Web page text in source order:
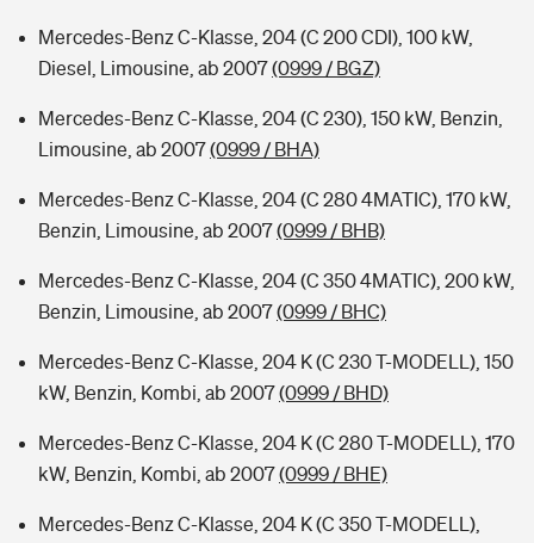
Mercedes-Benz C-Klasse, 204 (C 200 CDI), 100 kW,
Diesel, Limousine, ab 2007(0999 / BGZ)
Mercedes-Benz C-Klasse, 204 (C 230), 150 kW, Benzin,
Limousine, ab 2007(0999 / BHA)
Mercedes-Benz C-Klasse, 204 (C 280 4MATIC), 170 kW,
Benzin, Limousine, ab 2007(0999 / BHB)
Mercedes-Benz C-Klasse, 204 (C 350 4MATIC), 200 kW,
Benzin, Limousine, ab 2007(0999 / BHC)
Mercedes-Benz C-Klasse, 204 K (C 230 T-MODELL), 150
kW, Benzin, Kombi, ab 2007(0999 / BHD)
Mercedes-Benz C-Klasse, 204 K (C 280 T-MODELL), 170
kW, Benzin, Kombi, ab 2007(0999 / BHE)
Mercedes-Benz C-Klasse, 204 K (C 350 T-MODELL),